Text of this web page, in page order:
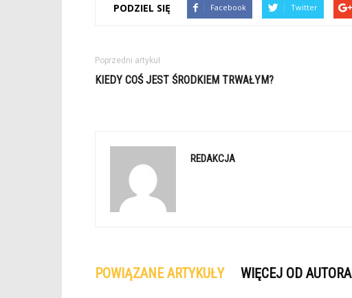
PODZIEL SIĘ Facebook Twitter
Poprzedni artykuł
KIEDY COŚ JEST ŚRODKIEM TRWAŁYM?
REDAKCJA
POWIĄZANE ARTYKUŁY WIĘCEJ OD AUTORA